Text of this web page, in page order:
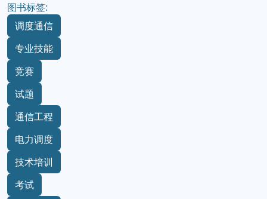
图书标签:
调度通信
专业技能
竞赛
试题
通信工程
电力调度
技术培训
考试